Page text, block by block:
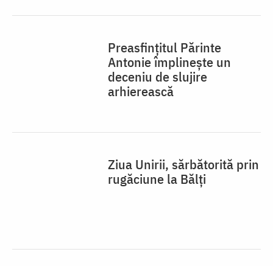
Preasfințitul Părinte
Antonie împlinește un
deceniu de slujire
arhierească
Ziua Unirii, sărbătorită prin
rugăciune la Bălți